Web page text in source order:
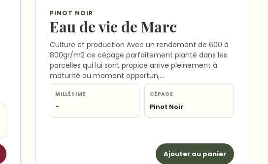
PINOT NOIR
Eau de vie de Marc
Culture et production Avec un rendement de 600 à
800gr/m2 ce cépage parfaitement planté dans les
parcelles qui lui sont propice arrive pleinement à
maturité au moment opportun,…
MILLÉSIME
-
CÉPAGE
Pinot Noir
Ajouter au panier